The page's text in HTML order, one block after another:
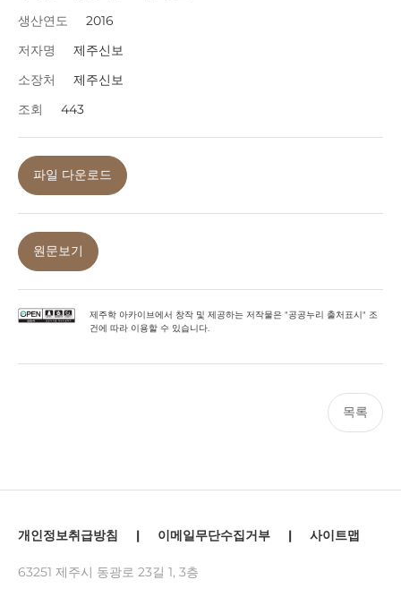
생산연도
2016
저자명
제주신보
소장처
제주신보
조회
443
파일 다운로드
원문보기
제주학 아카이브에서 창작 및 제공하는 저작물은 "공공누리 출처표시" 조
건에 따라 이용할 수 있습니다.
목록
개인정보취급방침 | 이메일무단수집거부 | 사이트맵
63251 제주시 동광로 23길 1, 3층